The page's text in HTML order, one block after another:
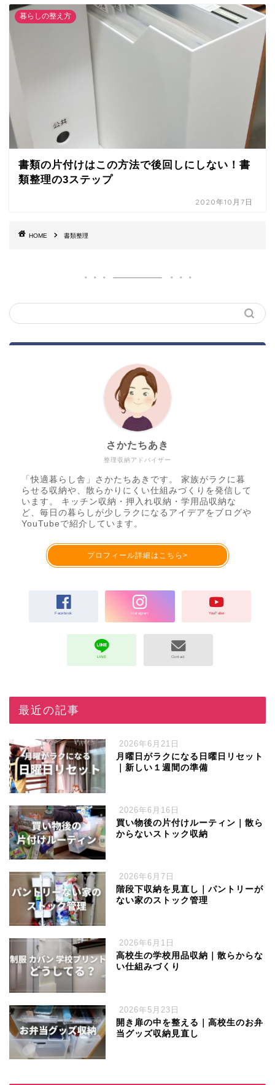
暮らしの整え方
書類の片付けはこの方法で後回しにしない！書
類整理の3ステップ
2020年10月7日
HOME 書類整理
整理収納アドバイザー
さかたちあき
「快適暮らし舎」さかたちあきです。 家族がラクに暮
らせる収納や、散らかりにくい仕組みづくりを発信して
います。 キッチン収納・押入れ収納・学用品収納な
ど、毎日の暮らしが少しラクになるアイデアをブログや
YouTubeで紹介しています。
プロフィール詳細はこちら>
最近の記事
2026年6月21日
月曜日がラクになる日曜日リセット
｜新しい１週間の準備
2026年6月16日
買い物後の片付けルーティン｜散ら
からないストック収納
2026年6月7日
階段下収納を見直し｜パントリーが
ない家のストック管理
2026年6月1日
高校生の学校用品収納｜散らからな
い仕組みづくり
2026年5月23日
開き扉の中を整える｜高校生のお弁
当グッズ収納見直し